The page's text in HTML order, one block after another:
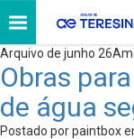
Arquivo de junho
Obras
de água
Postado por paintbox